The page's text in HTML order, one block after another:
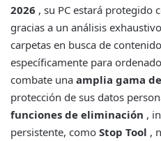
2026 , su PC estará protegido
gracias a un análisis
carpetas en busca de
específicamente para
combate una amplia gama
protección de sus datos
funciones de eliminación ,
persistente, como Stop Tool ,